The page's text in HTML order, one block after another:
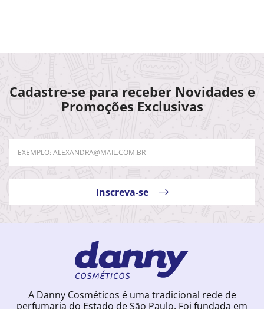
Cadastre-se para receber Novidades e
Promoções Exclusivas
Inscreva-se
A Danny Cosméticos é uma tradicional rede de
perfumaria do Estado de São Paulo. Foi fundada em